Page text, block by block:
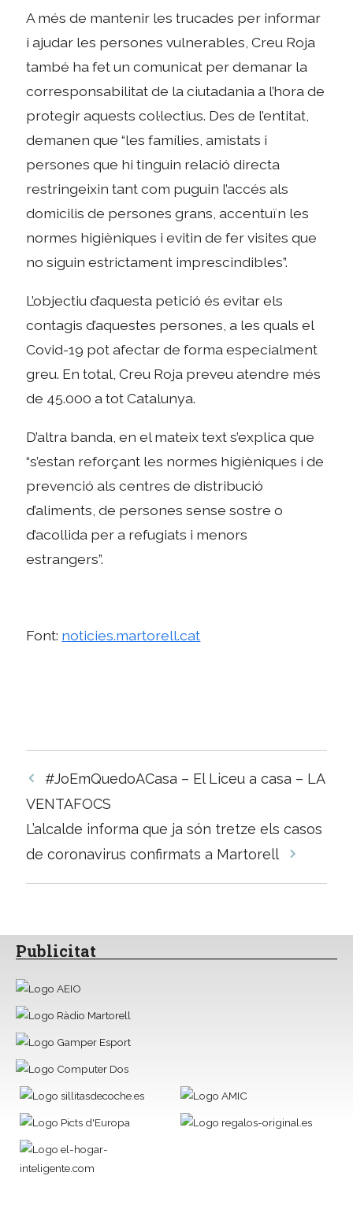
A més de mantenir les trucades per informar
i ajudar les persones vulnerables, Creu Roja
també ha fet un comunicat per demanar la
corresponsabilitat de la ciutadania a l’hora de
protegir aquests col·lectius. Des de l’entitat,
demanen que “les famílies, amistats i
persones que hi tinguin relació directa
restringeixin tant com puguin l’accés als
domicilis de persones grans, accentuïn les
normes higièniques i evitin de fer visites que
no siguin estrictament imprescindibles”.
L’objectiu d’aquesta petició és evitar els
contagis d’aquestes persones, a les quals el
Covid-19 pot afectar de forma especialment
greu. En total, Creu Roja preveu atendre més
de 45.000 a tot Catalunya.
D’altra banda, en el mateix text s’explica que
“s’estan reforçant les normes higièniques i de
prevenció als centres de distribució
d’aliments, de persones sense sostre o
d’acollida per a refugiats i menors
estrangers”.
Font: noticies.martorell.cat
Navegació
per
entrades
#JoEmQuedoACasa – El Liceu a casa – LA
VENTAFOCS
L’alcalde informa que ja són tretze els casos
de coronavirus confirmats a Martorell
Publicitat